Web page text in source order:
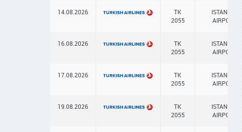
14.08.2026
TK
2055
ISTANBUL
AIRPORT
16.08.2026
TK
2055
ISTANBUL
AIRPORT
17.08.2026
TK
2055
ISTANBUL
AIRPORT
19.08.2026
TK
2055
ISTANBUL
AIRPORT